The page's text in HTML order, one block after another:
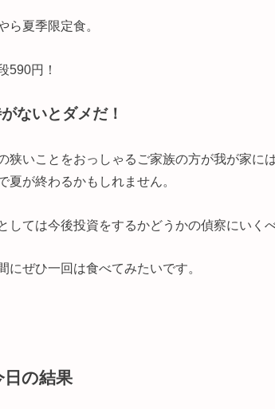
ら夏季限定食。
590円！
ないとダメだ！
狭いことをおっしゃるご家族の方が我が家に
夏が終わるかもしれません。
しては今後投資をするかどうかの偵察にいく
にぜひ一回は食べてみたいです。
日の結果